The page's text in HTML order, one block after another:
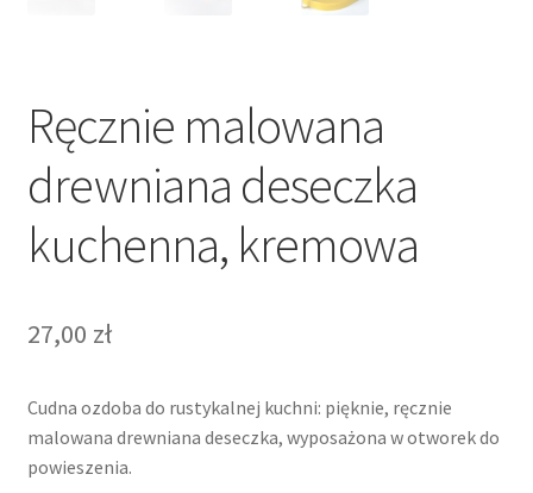
Ręcznie malowana
drewniana deseczka
kuchenna, kremowa
27,00 zł
Cudna ozdoba do rustykalnej kuchni: pięknie, ręcznie
malowana drewniana deseczka, wyposażona w otworek do
powieszenia.